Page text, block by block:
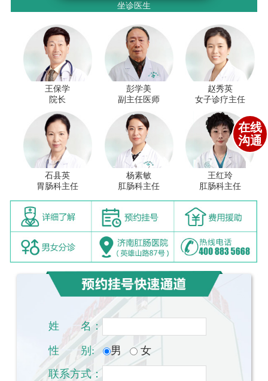
坐诊医生
王保学
院长
彭学美
副主任医师
赵秀英
女子诊疗主任
石县英
胃肠科主任
杨素敏
肛肠科主任
王红玲
肛肠科主任
姓 一一 名：
性 一一 别: 男
女
联系方式：
在线
沟通